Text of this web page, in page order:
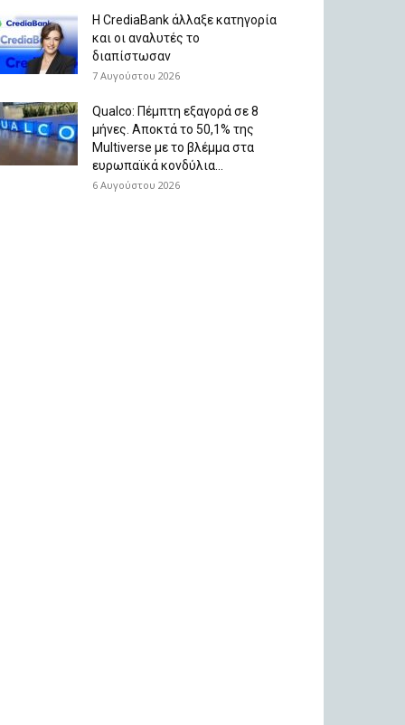
Η CrediaBank άλλαξε κατηγορία
και οι αναλυτές το
διαπίστωσαν
7 Αυγούστου 2026
Qualco: Πέμπτη εξαγορά σε 8
μήνες. Aποκτά το 50,1% της
Multiverse με το βλέμμα στα
ευρωπαϊκά κονδύλια...
6 Αυγούστου 2026